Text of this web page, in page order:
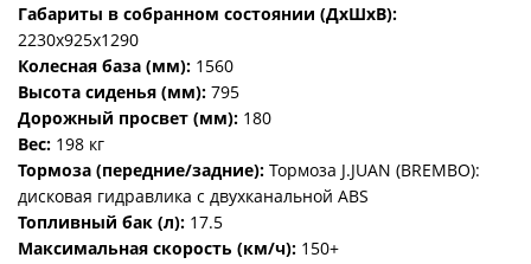
Габариты в собранном состоянии (ДхШхВ):
2230х925х1290
Колесная база (мм): 1560
Высота сиденья (мм): 795
Дорожный просвет (мм): 180
Вес: 198 кг
Тормоза (передние/задние): Тормоза J.JUAN (BREMBO):
дисковая гидравлика с двухканальной ABS
Топливный бак (л): 17.5
Максимальная скорость (км/ч): 150+